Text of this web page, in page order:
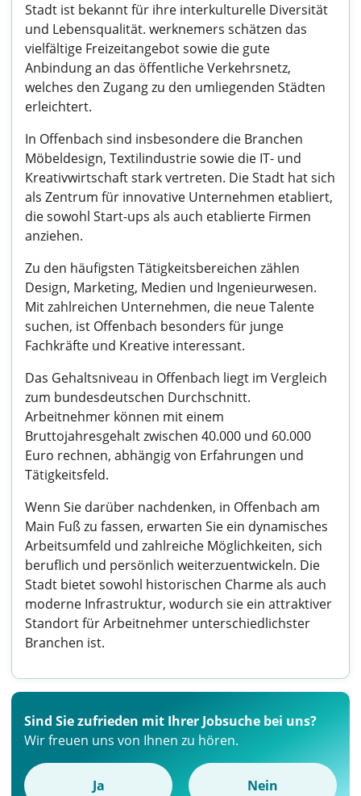
Stadt ist bekannt für ihre interkulturelle Diversität
und Lebensqualität. werknemers schätzen das
vielfältige Freizeitangebot sowie die gute
Anbindung an das öffentliche Verkehrsnetz,
welches den Zugang zu den umliegenden Städten
erleichtert.
In Offenbach sind insbesondere die Branchen
Möbeldesign, Textilindustrie sowie die IT- und
Kreativwirtschaft stark vertreten. Die Stadt hat sich
als Zentrum für innovative Unternehmen etabliert,
die sowohl Start-ups als auch etablierte Firmen
anziehen.
Zu den häufigsten Tätigkeitsbereichen zählen
Design, Marketing, Medien und Ingenieurwesen.
Mit zahlreichen Unternehmen, die neue Talente
suchen, ist Offenbach besonders für junge
Fachkräfte und Kreative interessant.
Das Gehaltsniveau in Offenbach liegt im Vergleich
zum bundesdeutschen Durchschnitt.
Arbeitnehmer können mit einem
Bruttojahresgehalt zwischen 40.000 und 60.000
Euro rechnen, abhängig von Erfahrungen und
Tätigkeitsfeld.
Wenn Sie darüber nachdenken, in Offenbach am
Main Fuß zu fassen, erwarten Sie ein dynamisches
Arbeitsumfeld und zahlreiche Möglichkeiten, sich
beruflich und persönlich weiterzuentwickeln. Die
Stadt bietet sowohl historischen Charme als auch
moderne Infrastruktur, wodurch sie ein attraktiver
Standort für Arbeitnehmer unterschiedlichster
Branchen ist.
Sind Sie zufrieden mit Ihrer Jobsuche bei uns?
Wir freuen uns von Ihnen zu hören.
Ja Nein